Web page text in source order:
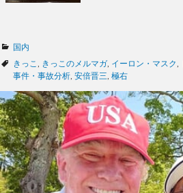
カ
テ
ゴ
ー
国内
タ
グ
きっこ きっこのメルマガ イーロン・マスク
事件・事故分析 安倍晋三 極右